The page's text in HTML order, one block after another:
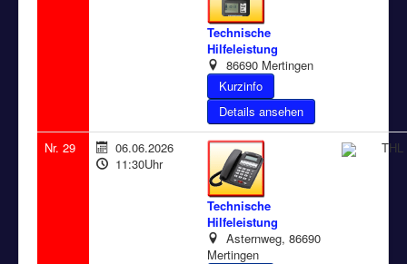
Technische
Hilfeleistung
86690 Mertingen
Details ansehen
Nr. 29
06.06.2026
11:30Uhr
Technische
Hilfeleistung
Asternweg, 86690
Mertingen
THL